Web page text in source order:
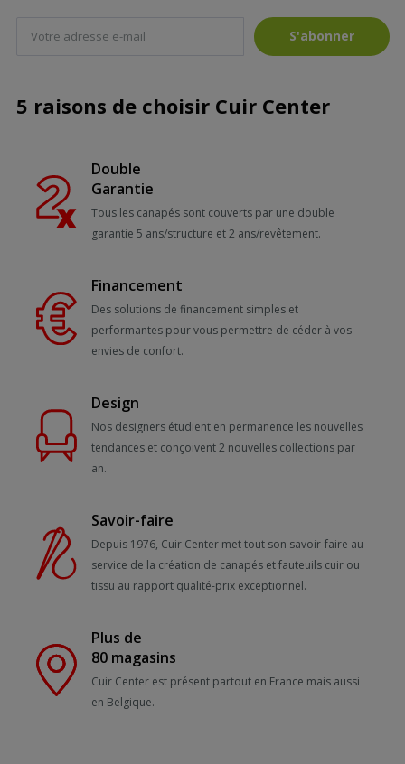
S'abonner
5 raisons de choisir Cuir Center
Double
Garantie
Tous les canapés sont couverts par une double
garantie 5 ans/structure et 2 ans/revêtement.
Financement
Des solutions de financement simples et
performantes pour vous permettre de céder à vos
envies de confort.
Design
Nos designers étudient en permanence les nouvelles
tendances et conçoivent 2 nouvelles collections par
an.
Savoir-faire
Depuis 1976, Cuir Center met tout son savoir-faire au
service de la création de canapés et fauteuils cuir ou
tissu au rapport qualité-prix exceptionnel.
Plus de
80 magasins
Cuir Center est présent partout en France mais aussi
en Belgique.